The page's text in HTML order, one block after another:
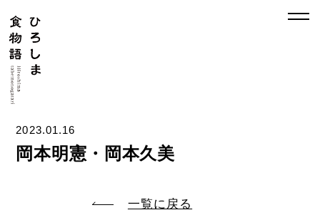
2023.01.16
岡本明憲・岡本久美
一覧に戻る